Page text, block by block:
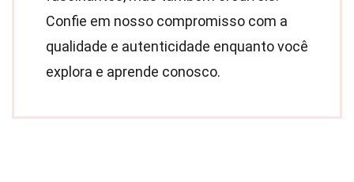
Confie em nosso compromisso com a
qualidade e autenticidade enquanto você
explora e aprende conosco.